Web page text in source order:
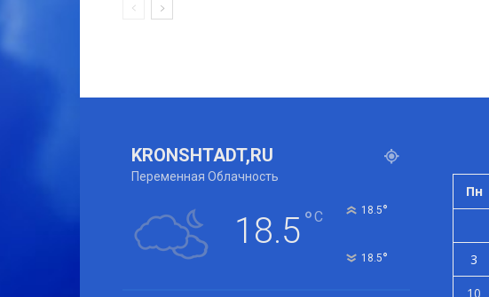
KRONSHTADT,RU
Переменная Облачность
18.5°C 18.5°
18.5°
Пн
3
10